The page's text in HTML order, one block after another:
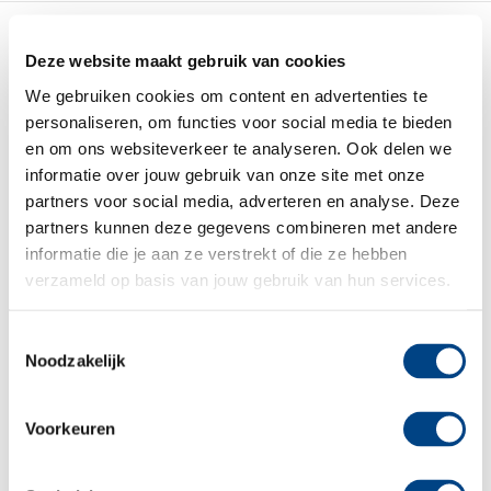
Deze website maakt gebruik van cookies
We gebruiken cookies om content en advertenties te
personaliseren, om functies voor social media te bieden
en om ons websiteverkeer te analyseren. Ook delen we
informatie over jouw gebruik van onze site met onze
partners voor social media, adverteren en analyse. Deze
partners kunnen deze gegevens combineren met andere
informatie die je aan ze verstrekt of die ze hebben
verzameld op basis van jouw gebruik van hun services.
Noodzakelijk
Voorkeuren